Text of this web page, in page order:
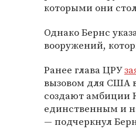
которыми они
Однако Бернс
вооружений,
Ранее глава ЦРУ
вызовом для США
создают амбиции
единственным и
— подчеркнул